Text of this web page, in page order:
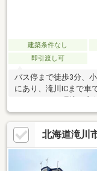
建築条件なし
即引渡し可
バス停まで徒歩3分、
にあり、滝川ICまで車
り。
北海道滝川